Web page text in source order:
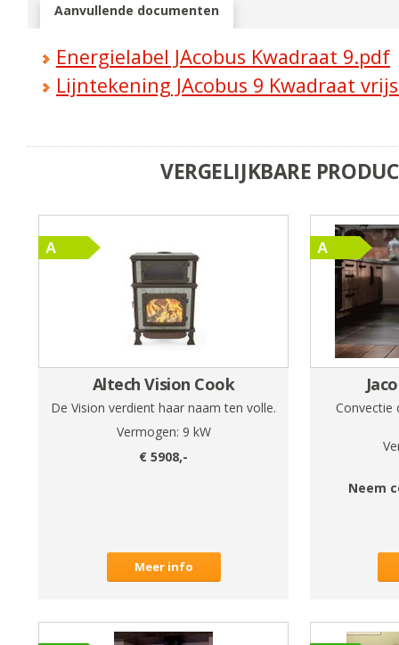
Aanvullende documenten
Energielabel JAcobus Kwadraat 9.pdf
Lijntekening JAcobus 9 Kwadraat
VERGELIJKBARE
Altech Vision Cook
De Vision verdient haar naam ten volle.
Vermogen: 9 kW
€5908,-
Meer info
Convectie
Neem